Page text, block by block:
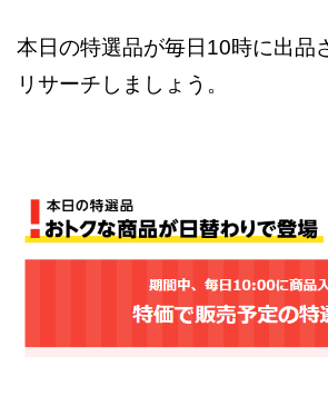
本日の特選品が毎日10時に出品
リサーチしましょう。